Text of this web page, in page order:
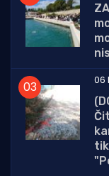
06